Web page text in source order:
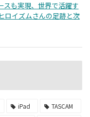
スも実現、世界で活躍す
ロイズムさんの足跡と次
iPad
TASCAM